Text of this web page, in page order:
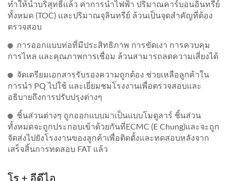
ทำให้น้ำบริสุทธิ์แล้ว ค่าการนำไฟฟ้า ปริมาณคาร์บอนอินทรีย์
ทั้งหมด (TOC) และปริมาณจุลินทรีย์ ล้วนเป็นจุดสำคัญที่ต้อง
ตรวจสอบ
การออกแบบท่อที่มีประสิทธิภาพ การขัดเงา การควบคุม
การไหล และคุณภาพการเชื่อม ล้วนสามารถลดความเสี่ยงได้
จัดเตรียมเอกสารรับรองความถูกต้อง ช่วยเหลือลูกค้าใน
การนำ PQ ไปใช้ และเยี่ยมชมโรงงานเพื่อตรวจสอบและ
อธิบายถึงการปรับปรุงต่างๆ
ชิ้นส่วนต่างๆ ถูกออกแบบมาเป็นแบบโมดูลาร์ ชิ้นส่วน
ทั้งหมดจะถูกประกอบเข้าด้วยกันที่ECMC (E Chung)และจะถูก
จัดส่งไปยังโรงงานของลูกค้าเพื่อติดตั้งและทดสอบหลังจาก
เสร็จสิ้นการทดสอบ FAT แล้ว
โร + อีดีไอ